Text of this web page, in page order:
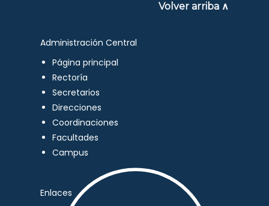
Volver arriba ∧
Administración Central
Página principal
Rectoría
Secretarios
Direcciones
Coordinaciones
Facultades
Campus
Enlaces